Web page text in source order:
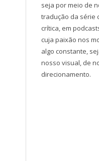
seja por meio de
tradução da série
crítica, em
cuja paixão nos
algo constante,
nosso visual, de
direcionamento.